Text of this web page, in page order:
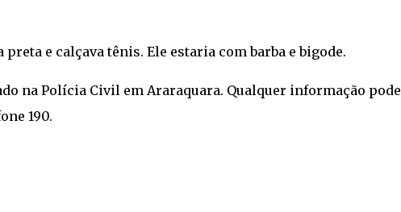
e calçava tênis. Ele estaria com barba e bigode.
na Polícia Civil em Araraquara. Qualquer informação pode
190.